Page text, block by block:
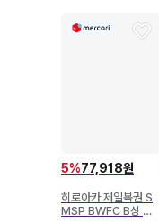
5%77,918원
히로아카 제일복권 S
MSP BWFC B상 바